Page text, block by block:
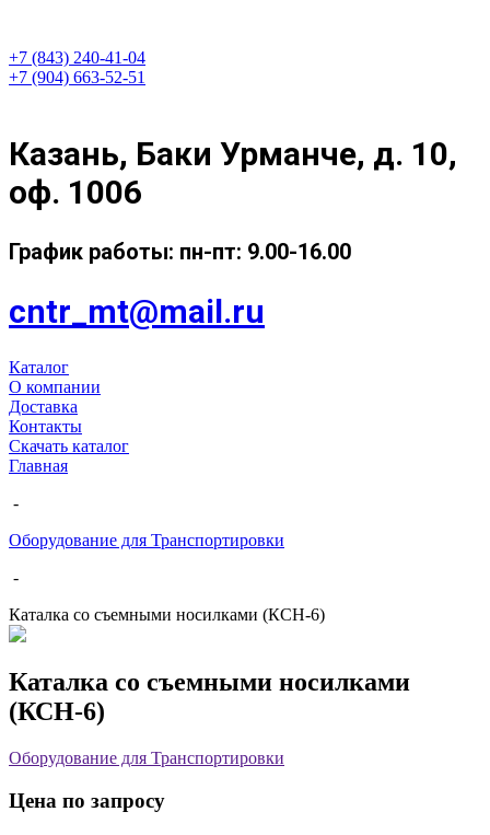
+7 (843) 240-41-04
+7 (904) 663-52-51
Казань, Баки Урманче, д. 10,
оф. 1006
График работы: пн-пт: 9.00-16.00
cntr_mt@mail.ru
Каталог
О компании
Доставка
Контакты
Скачать каталог
Главная
-
Оборудование для Транспортировки
-
Каталка со съемными носилками (КСН-6)
Каталка со съемными носилками
(КСН-6)
Оборудование для Транспортировки
Цена по запросу